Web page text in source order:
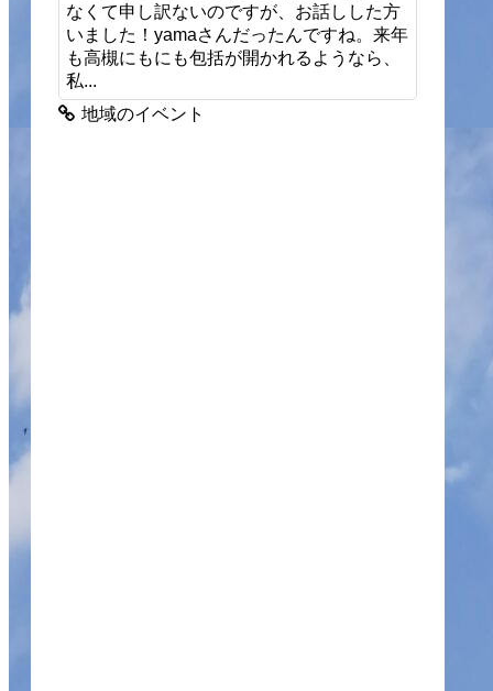
なくて申し訳ないのですが、お話しした方
いました！yamaさんだったんですね。来年
も高槻にもにも包括が開かれるようなら、
私...
地域のイベント